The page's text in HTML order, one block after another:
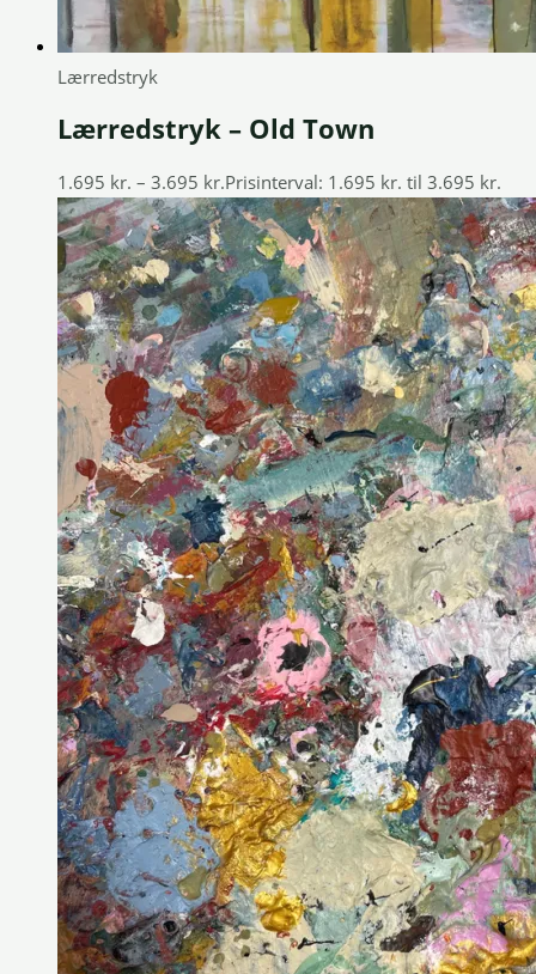
Lærredstryk
Lærredstryk – Old Town
1.695 kr. – 3.695 kr.Prisinterval: 1.695 kr. til 3.695 kr.